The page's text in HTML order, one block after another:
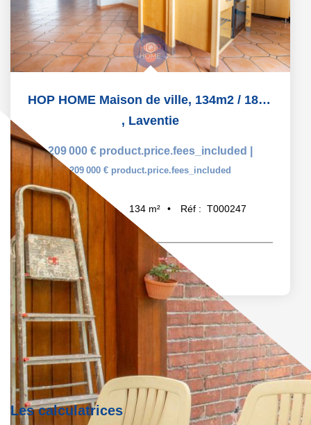
HOP HOME Maison de ville, 134m2 / 189m2, LAVENTIE centre
, Laventie
209 000 € product.price.fees_included
209 000 € product.price.fees_included
5 pièce(s) 134 m² Réf : T000247
Les calculatrices